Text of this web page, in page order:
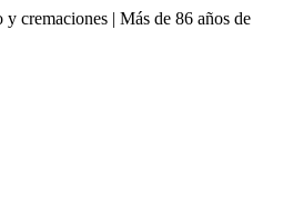
cremaciones | Más de 86 años de